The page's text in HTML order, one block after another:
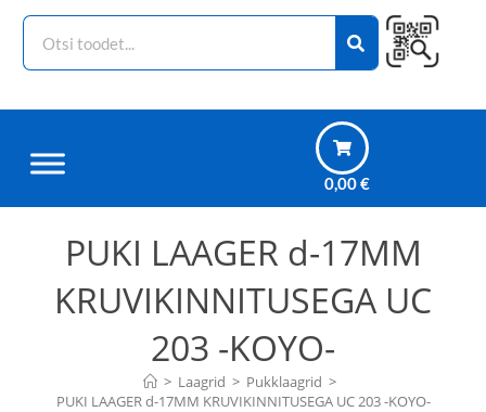
0,00€
PUKI LAAGER d-17MM
KRUVIKINNITUSEGA UC
203 -KOYO-
> Laagrid > Pukklaagrid >
PUKI LAAGER d-17MM KRUVIKINNITUSEGA UC 203 -KOYO-